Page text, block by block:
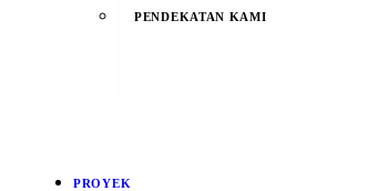
PENDEKATAN KAMI
PROYEK